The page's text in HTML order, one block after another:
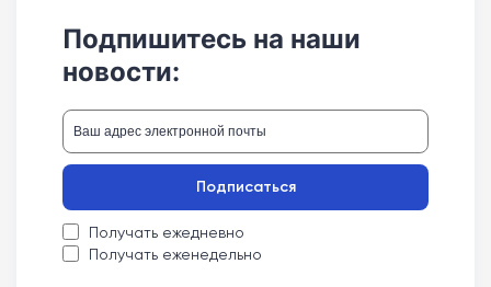
Подпишитесь на наши
новости:
Получать ежедневно
Получать еженедельно
Подписаться